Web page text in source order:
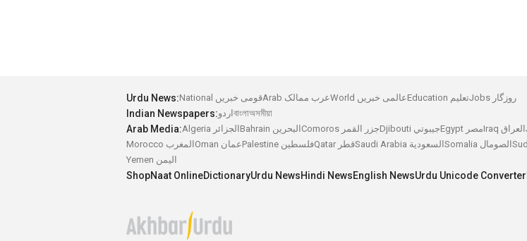
Urdu News: National قومی خبریں Arab عرب ممالک World عالمی خبریں Education تعلیم Jobs روزگار
Indian Newspapers:اردو বাংলাঅসমীয়া
Arab Media: Algeria الجزائر Bahrain البحرين Comoros جزر القمر Djibouti جيبوتي Egypt مصر Iraq العراق
Morocco المغرب
Oman عمان Palestine فلسطين Qatar قطر Saudi Arabia السعودية Somalia الصومال
Yemen اليمن
ShopNaat OnlineDictionaryUrdu NewsHindi NewsEnglish NewsUrdu Unicode Converter